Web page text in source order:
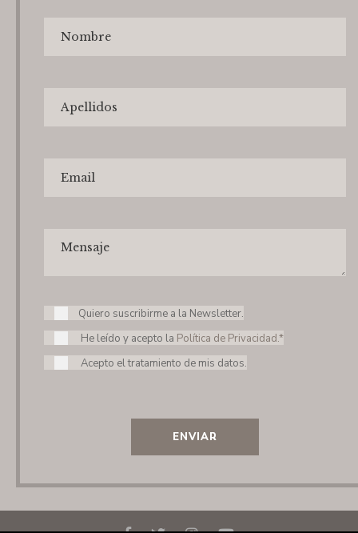
Quiero suscribirme a la Newsletter.
He leído y acepto la Política de Privacidad.*
Acepto el tratamiento de mis datos.
ENVIAR